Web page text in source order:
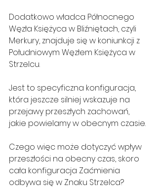
Dodatkowo władca Północnego
Węzła Księżyca w Bliźniętach, czyli
Merkury, znajduje się w koniunkcji z
Południowym Węzłem Księżyca w
Strzelcu.
Jest to specyficzna konfiguracja,
która jeszcze silniej wskazuje na
przejawy przeszłych zachowań,
jakie powielamy w obecnym czasie.
Czego więc może dotyczyć wpływ
przeszłości na obecny czas, skoro
cała konfiguracja Zaćmienia
odbywa się w Znaku Strzelca?